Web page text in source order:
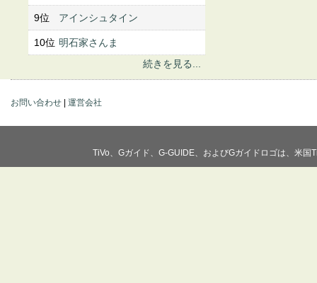
9位 アインシュタイン
10位 明石家さんま
続きを見る...
お問い合わせ 運営会社
TiVo、Gガイド、G-GUIDE、およびGガイドロゴは、米